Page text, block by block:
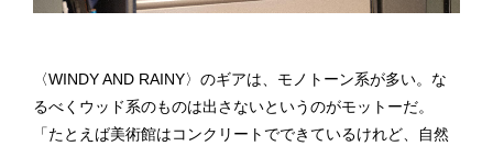
〈WINDY AND RAINY〉のギアは、モノトーン系が多い。な
るべくウッド系のものは出さないというのがモットーだ。
「たとえば美術館はコンクリートでできているけれど、自然